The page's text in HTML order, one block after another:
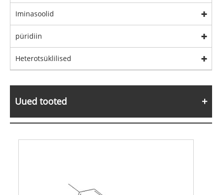
Iminasoolid
püridiin
Heterotsüklilised
Uued tooted